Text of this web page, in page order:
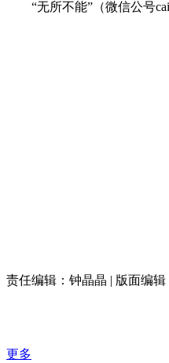
“无所不能”（微信公号
责任编辑：钟晶晶 | 版面编辑
更多